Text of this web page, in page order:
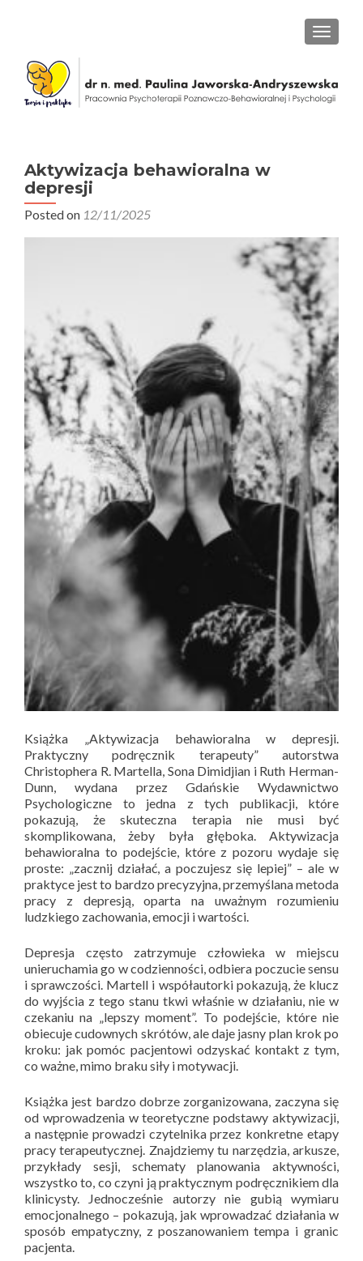
Aktywizacja behawioralna w
depresji
Posted on 12/11/2025
Książka „Aktywizacja behawioralna w depresji.
Praktyczny podręcznik terapeuty” autorstwa
Christophera R. Martella, Sona Dimidjian i Ruth Herman-
Dunn, wydana przez Gdańskie Wydawnictwo
Psychologiczne to jedna z tych publikacji, które
pokazują, że skuteczna terapia nie musi być
skomplikowana, żeby była głęboka. Aktywizacja
behawioralna to podejście, które z pozoru wydaje się
proste: „zacznij działać, a poczujesz się lepiej” – ale w
praktyce jest to bardzo precyzyjna, przemyślana metoda
pracy z depresją, oparta na uważnym rozumieniu
ludzkiego zachowania, emocji i wartości.
Depresja często zatrzymuje człowieka w miejscu
unieruchamia go w codzienności, odbiera poczucie sensu
i sprawczości. Martell i współautorki pokazują, że klucz
do wyjścia z tego stanu tkwi właśnie w działaniu, nie w
czekaniu na „lepszy moment”. To podejście, które nie
obiecuje cudownych skrótów, ale daje jasny plan krok po
kroku: jak pomóc pacjentowi odzyskać kontakt z tym,
co ważne, mimo braku siły i motywacji.
Książka jest bardzo dobrze zorganizowana, zaczyna się
od wprowadzenia w teoretyczne podstawy aktywizacji,
a następnie prowadzi czytelnika przez konkretne etapy
pracy terapeutycznej. Znajdziemy tu narzędzia, arkusze,
przykłady sesji, schematy planowania aktywności,
wszystko to, co czyni ją praktycznym podręcznikiem dla
klinicysty. Jednocześnie autorzy nie gubią wymiaru
emocjonalnego – pokazują, jak wprowadzać działania w
sposób empatyczny, z poszanowaniem tempa i granic
pacjenta.